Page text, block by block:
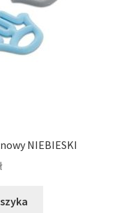
NIEBIESKI